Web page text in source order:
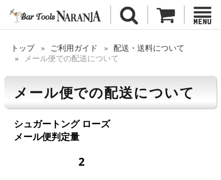
トップ ご利用ガイド
配送・送料について
メール便での配送について
メール便での配送について
シュガートング ローズ
メール便判定量
2